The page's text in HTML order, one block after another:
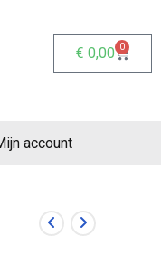
€ 0,00 0
account